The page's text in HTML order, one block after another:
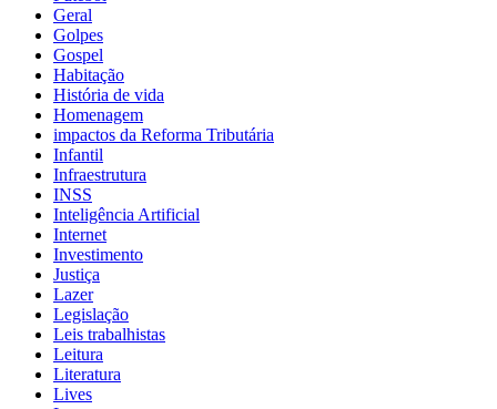
Geral
Golpes
Gospel
Habitação
História de vida
Homenagem
impactos da Reforma Tributária
Infantil
Infraestrutura
INSS
Inteligência Artificial
Internet
Investimento
Justiça
Lazer
Legislação
Leis trabalhistas
Leitura
Literatura
Lives